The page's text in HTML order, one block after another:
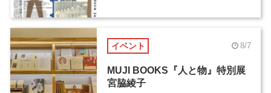
イベント 8/7
MUJI BOOKS『人と物』特別展
宮脇綾子